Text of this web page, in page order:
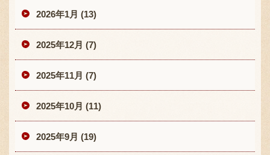
2026年1月 (13)
2025年12月 (7)
2025年11月 (7)
2025年10月 (11)
2025年9月 (19)